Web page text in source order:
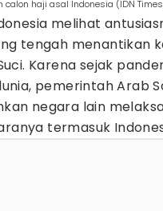
calon haji asal Indonesia (IDN
melihat
tengah menantikan
Karena sejak
pemerintah Arab
negara lain
termasuk